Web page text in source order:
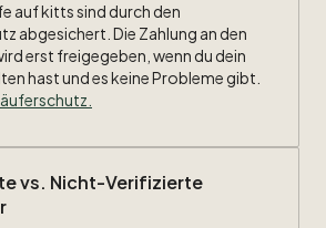
auf kitts sind durch den
abgesichert. Die Zahlung an den
erst freigegeben, wenn du dein
hast und es keine Probleme gibt.
vs. Nicht-Verifizierte